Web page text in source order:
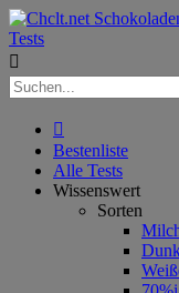


Bestenliste
Alle Tests
Wissenswert
Sorten